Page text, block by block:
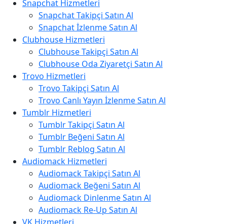
Snapchat Hizmetleri
Snapchat Takipçi Satın Al
Snapchat İzlenme Satın Al
Clubhouse Hizmetleri
Clubhouse Takipçi Satın Al
Clubhouse Oda Ziyaretçi Satın Al
Trovo Hizmetleri
Trovo Takipçi Satın Al
Trovo Canlı Yayın İzlenme Satın Al
Tumblr Hizmetleri
Tumblr Takipçi Satın Al
Tumblr Beğeni Satın Al
Tumblr Reblog Satın Al
Audiomack Hizmetleri
Audiomack Takipçi Satın Al
Audiomack Beğeni Satın Al
Audiomack Dinlenme Satın Al
Audiomack Re-Up Satın Al